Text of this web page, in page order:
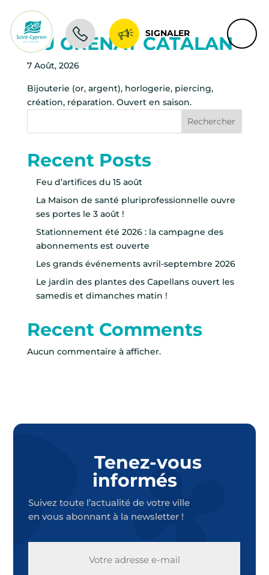
SIGNALER
AU GRENAT CATALAN
7 Août, 2026
Bijouterie (or, argent), horlogerie, piercing,
création, réparation. Ouvert en saison.
Rechercher
Recent Posts
Feu d’artifices du 15 août
La Maison de santé pluriprofessionnelle ouvre
ses portes le 3 août !
Stationnement été 2026 : la campagne des
abonnements est ouverte
Les grands événements avril-septembre 2026
Le jardin des plantes des Capellans ouvert les
samedis et dimanches matin !
Recent Comments
Aucun commentaire à afficher.
Tenez-vous
informés
Suivez toute l’actualité de votre ville
en vous abonnant à la newsletter !